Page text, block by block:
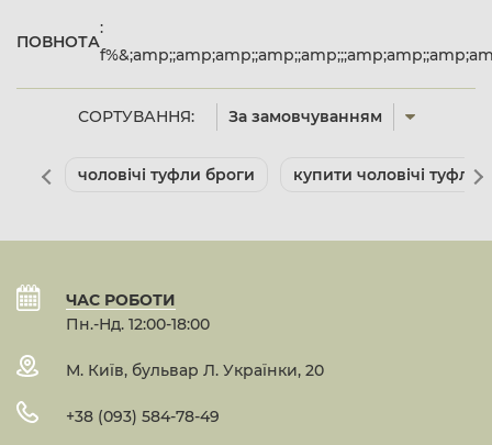
СОРТУВАННЯ: За замовчуванням
ПОВНОТА
:
чоловічі туфли броги купити чоловічі туфлі
ЧАС РОБОТИ
Пн.-Нд. 12:00-18:00
М. Київ, бульвар Л. Українки, 20
+38 (093) 584-78-49